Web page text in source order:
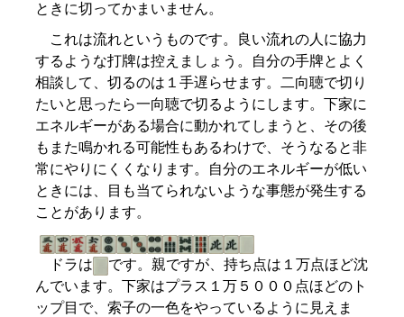
ときに切ってかまいません。
これは流れというものです。良い流れの人に協力
するような打牌は控えましょう。自分の手牌とよく
相談して、切るのは１手遅らせます。二向聴で切り
たいと思ったら一向聴で切るようにします。下家に
エネルギーがある場合に動かれてしまうと、その後
もまた鳴かれる可能性もあるわけで、そうなると非
常にやりにくくなります。自分のエネルギーが低い
ときには、目も当てられないような事態が発生する
ことがあります。
ドラは
です。親ですが、持ち点は１万点ほど沈
んでいます。下家はプラス１万５０００点ほどのト
ップ目で、索子の一色をやっているように見えま